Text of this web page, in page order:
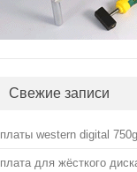
Свежие записи
платы western digital
плата для жёсткого